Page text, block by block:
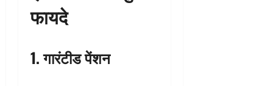
फायदे
1. गारंटीड पेंशन